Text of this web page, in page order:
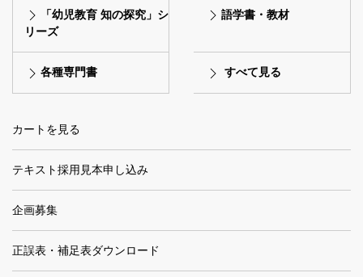
「幼児教育 知の探究」シ
リーズ
語学書・教材
各種専門書 すべて見る
カートを見る
テキスト採用見本申し込み
企画募集
正誤表・補足表ダウンロード